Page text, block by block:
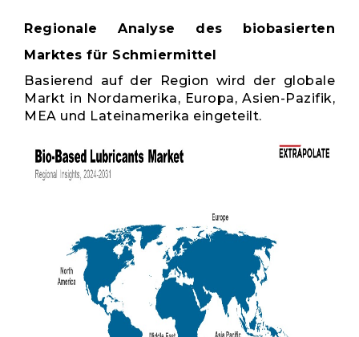
Regionale Analyse des biobasierten
Marktes für Schmiermittel
Basierend auf der Region wird der globale
Markt in Nordamerika, Europa, Asien-Pazifik,
MEA und Lateinamerika eingeteilt.